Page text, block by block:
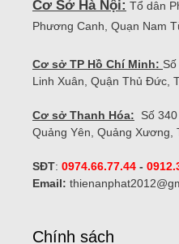
Cơ Sở Hà Nội: Tổ dân
Phương Canh, Quạn Nam
Cơ sở TP Hồ Chí Minh:
Linh Xuân, Quận Thủ Đức,
Cơ sở Thanh Hóa: Số
Quảng Yên, Quảng Xương,
SĐT: 0974.66.77.44 -
Email:
Chính sách